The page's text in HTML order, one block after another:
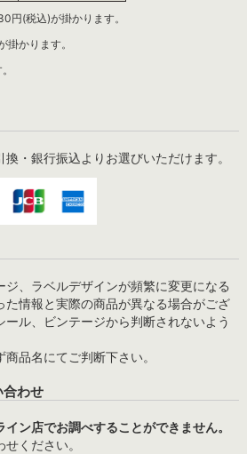
円(税込)が掛かります。
かります。
・銀行振込よりお選びいただけます。
、ラベルデザインが頻繁に変更になる
た情報と実際の商品が異なる場合がござ
ル、ビンテージから判断されないよう
品名にてご判断下さい。
合わせ
ン店でお調べすることができません。
ください。